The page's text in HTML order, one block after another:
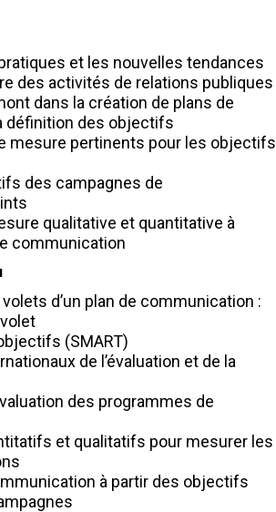
et les nouvelles tendances
des activités de relations publiques
dans la création de plans de
définition des objectifs
mesure pertinents pour les objectifs
des campagnes de
qualitative et quantitative à
communication
d’un plan de communication :
(SMART)
de l’évaluation et de la
des programmes de
et qualitatifs pour mesurer les
à partir des objectifs